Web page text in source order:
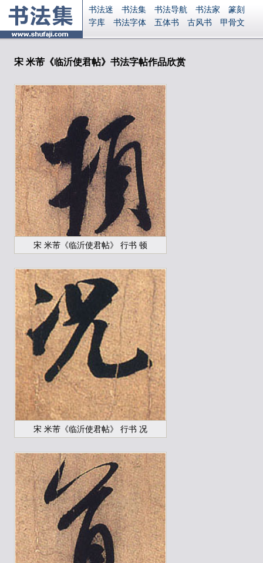
书法迷 书法集 书法导航 书法家
篆刻
字库
书法字体 五体书 古风书
甲骨文
集字
字形 大字 篆刻之家
起名
识字 英语 印章
字体下载
免费字体
Ai矢量
P图宝 南无阿弥陀佛
安全网站
显广告 捐赠
宋 米芾《临沂使君帖》书法字帖作品欣赏
宋 米芾《临沂使君帖》 行书 顿
宋 米芾《临沂使君帖》 行书 况